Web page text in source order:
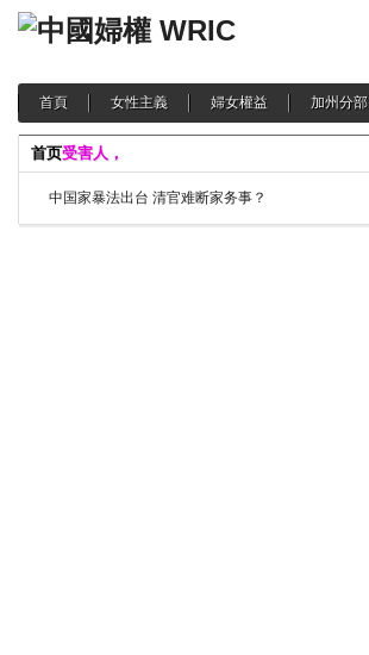
首頁 女性主義 婦女權益 加州分部
首页受害人，
中国家暴法出台 清官难断家务事？